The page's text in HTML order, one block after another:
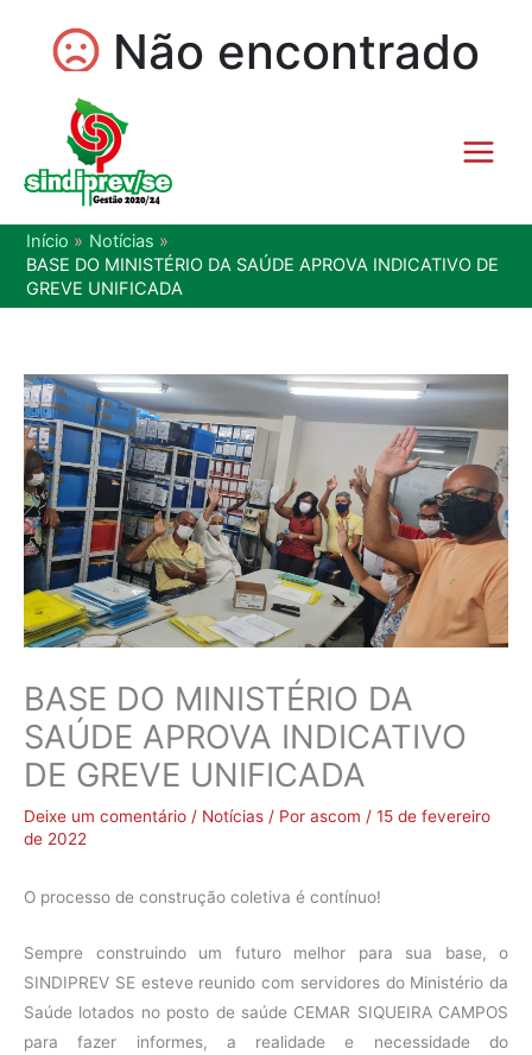
Início
Notícias
BASE DO MINISTÉRIO DA SAÚDE APROVA INDICATIVO DE
GREVE UNIFICADA
BASE DO MINISTÉRIO DA
SAÚDE APROVA INDICATIVO
DE GREVE UNIFICADA
Deixe um comentário / Notícias / Por ascom / 15 de fevereiro
de 2022
O processo de construção coletiva é contínuo!
Sempre construindo um futuro melhor para sua base, o
SINDIPREV SE esteve reunido com servidores do Ministério da
Saúde lotados no posto de saúde CEMAR SIQUEIRA CAMPOS
para fazer informes, a realidade e necessidade do